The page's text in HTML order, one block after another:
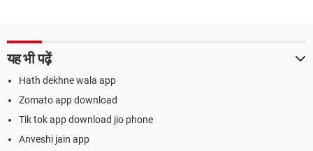
यह भी पढ़ें
Hath dekhne wala app
Zomato app download
Tik tok app download jio phone
Anveshi jain app